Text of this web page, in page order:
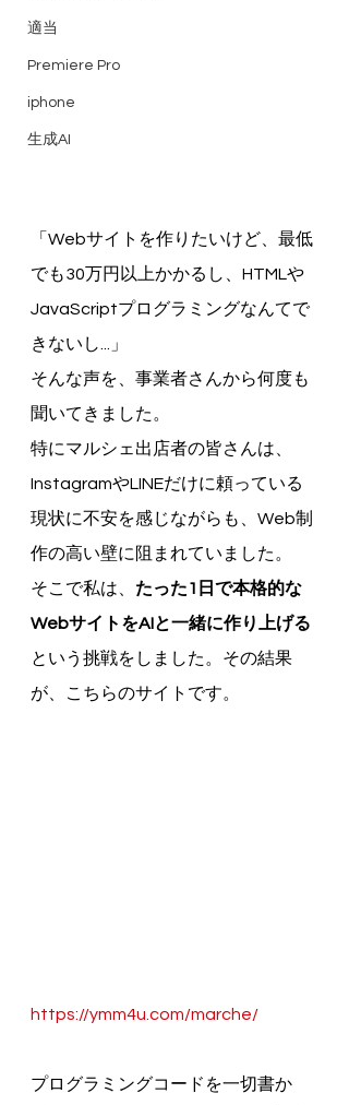
適当
Premiere Pro
iphone
生成AI
「Webサイトを作りたいけど、最低
でも30万円以上かかるし、HTMLや
JavaScriptプログラミングなんてで
きないし...」
そんな声を、事業者さんから何度も
聞いてきました。
特にマルシェ出店者の皆さんは、
InstagramやLINEだけに頼っている
現状に不安を感じながらも、Web制
作の高い壁に阻まれていました。
そこで私は、 たった1日で本格的な
WebサイトをAIと一緒に作り上げる
という挑戦をしました。その結果
が、こちらのサイトです。
https://ymm4u.com/marche/
プログラミングコードを一切書か